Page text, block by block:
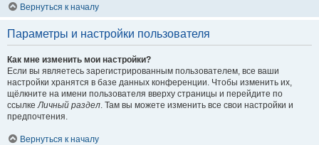
Вернуться к началу
Параметры и настройки пользователя
Как мне изменить мои настройки?
Если вы являетесь зарегистрированным пользователем, все ваши
настройки хранятся в базе данных конференции. Чтобы изменить их,
щёлкните на имени пользователя вверху страницы и перейдите по
ссылкеЛичный раздел. Там вы можете изменить все свои настройки и
предпочтения.
Вернуться к началу